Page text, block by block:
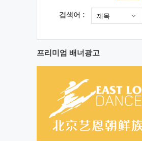
검색어 : 제목
프리미엄 배너광고